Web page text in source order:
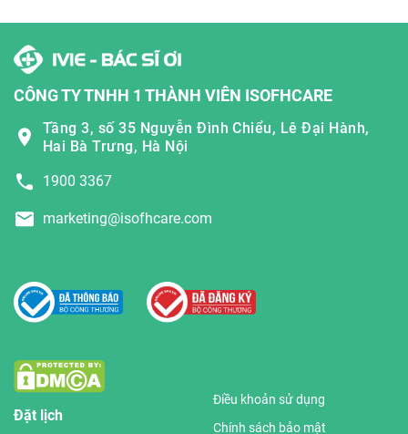
CÔNG TY TNHH 1 THÀNH VIÊN ISOFHCARE
Tầng 3, số 35 Nguyễn Đình Chiểu, Lê Đại Hành,
Hai Bà Trưng, Hà Nội
1900 3367
marketing@isofhcare.com
Đặt lịch
Điều khoản sử dụng
Chính sách bảo mật